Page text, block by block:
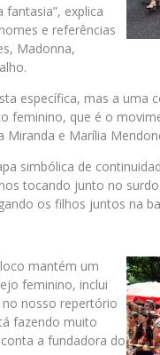
explica
e referências
Madonna,
específica, mas a uma
feminino, que é o
e Marília
simbólica de
tocando junto no
os filhos juntos na
mantém um
feminino, inclui
no nosso repertório
fazendo muito
a fundadora do